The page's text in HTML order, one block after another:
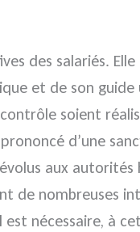
des salariés.
et de son guide
soient
d’une
aux
de nombreuses
nécessaire, à